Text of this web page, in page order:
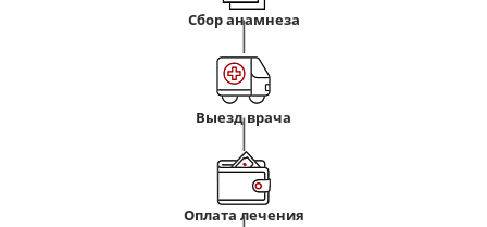
Сбор анамнеза
Выезд врача
Оплата лечения